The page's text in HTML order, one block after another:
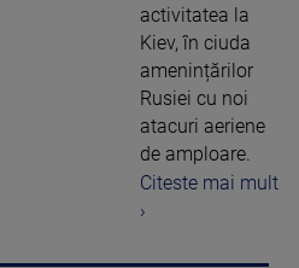
activitatea la
Kiev, în ciuda
amenințărilor
Rusiei cu noi
atacuri aeriene
de amploare.
Citeste mai mult
›